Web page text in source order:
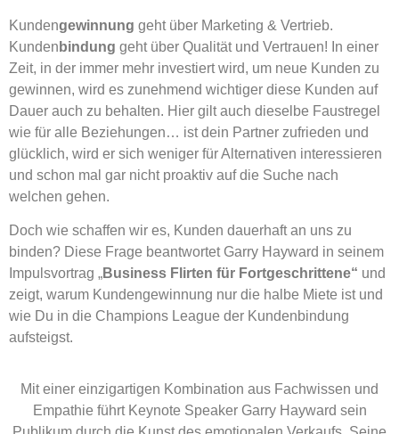
Kundengewinnung geht über Marketing & Vertrieb.
Kunden bindung geht über Qualität und Vertrauen! In einer
Zeit, in der immer mehr investiert wird, um neue Kunden zu
gewinnen, wird es zunehmend wichtiger diese Kunden auf
Dauer auch zu behalten. Hier gilt auch dieselbe Faustregel
wie für alle Beziehungen… ist dein Partner zufrieden und
glücklich, wird er sich weniger für Alternativen interessieren
und schon mal gar nicht proaktiv auf die Suche nach
welchen gehen.
Doch wie schaffen wir es, Kunden dauerhaft an uns zu
binden? Diese Frage beantwortet Garry Hayward in seinem
Impulsvortrag „Business Flirten für Fortgeschrittene“ und
zeigt, warum Kundengewinnung nur die halbe Miete ist und
wie Du in die Champions League der Kundenbindung
aufsteigst.
Mit einer einzigartigen Kombination aus Fachwissen und
Empathie führt Keynote Speaker Garry Hayward sein